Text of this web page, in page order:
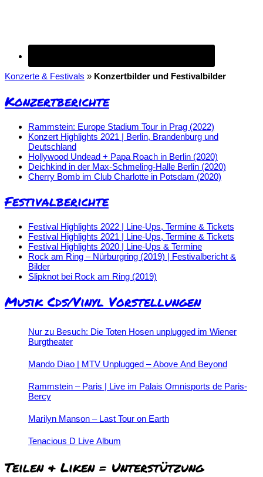
Konzerte & Festivals » Konzertbilder und Festivalbilder
Konzertberichte
Rammstein: Europe Stadium Tour in Prag (2022)
Konzert Highlights 2021 | Berlin, Brandenburg und
Deutschland
Hollywood Undead + Papa Roach in Berlin (2020)
Deichkind in der Max-Schmeling-Halle Berlin (2020)
Cherry Bomb im Club Charlotte in Potsdam (2020)
Festivalberichte
Festival Highlights 2022 | Line-Ups, Termine & Tickets
Festival Highlights 2021 | Line-Ups, Termine & Tickets
Festival Highlights 2020 | Line-Ups & Termine
Rock am Ring – Nürburgring (2019) | Festivalbericht &
Bilder
Slipknot bei Rock am Ring (2019)
Musik Cds/Vinyl Vorstellungen
Nur zu Besuch: Die Toten Hosen unplugged im Wiener
Burgtheater
Mando Diao | MTV Unplugged – Above And Beyond
Rammstein – Paris | Live im Palais Omnisports de Paris-
Bercy
Marilyn Manson – Last Tour on Earth
Tenacious D Live Album
Teilen & Liken = Unterstützung